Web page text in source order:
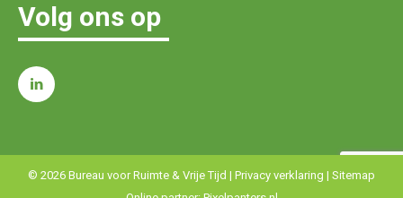
Volg ons op
© 2026 Bureau voor Ruimte & Vrije Tijd | Privacy verklaring | Sitemap